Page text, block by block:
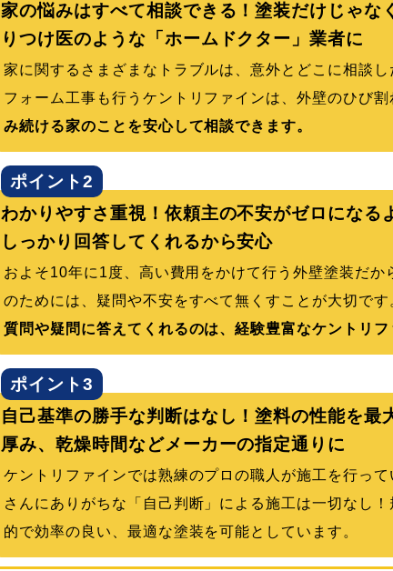
家の悩みはすべて相談できる！塗装だけじゃな
りつけ医のような「ホームドクター」業者に
家に関するさまざまなトラブルは、意外とどこに相談
フォーム工事も行うケントリファインは、外壁のひび
み続ける家のことを安心して相談できます。
ポイント2
わかりやすさ重視！依頼主の不安がゼロになる
しっかり回答してくれるから安心
およそ10年に1度、高い費用をかけて行う外壁塗装だ
のためには、疑問や不安をすべて無くすことが大切です
質問や疑問に答えてくれるのは、経験豊富なケントリ
ポイント3
自己基準の勝手な判断はなし！塗料の性能を最
厚み、乾燥時間などメーカーの指定通りに
ケントリファインでは熟練のプロの職人が施工を行っ
さんにありがちな「自己判断」による施工は一切なし
的で効率の良い、最適な塗装を可能としています。